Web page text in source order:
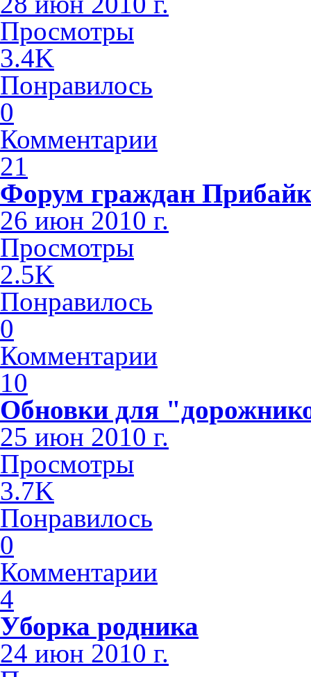
Просмотры
3.4K
Понравилось
0
Комментарии
21
Форум граждан
26 июн 2010 г.
Просмотры
2.5K
Понравилось
0
Комментарии
10
Обновки для
25 июн 2010 г.
Просмотры
3.7K
Понравилось
0
Комментарии
4
Уборка родника
24 июн 2010 г.